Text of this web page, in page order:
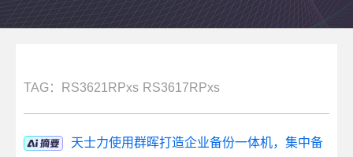
TAG： RS3621RPxs RS3617RPxs
天士力使用群晖打造企业备份一体机，集中备